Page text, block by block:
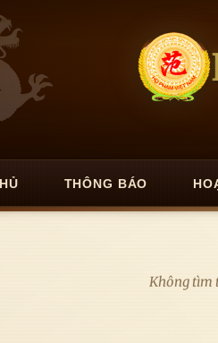
THÔNG BÁO
Không tìm